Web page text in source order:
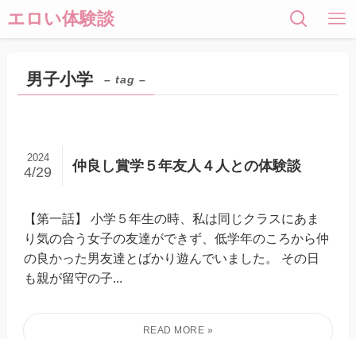
エロい体験談
男子小学 – tag –
仲良し賞学５年友人４人との体験談
2024
4/29
【第一話】 小学５年生の時、私は同じクラスにあま
り気の合う女子の友達ができず、低学年のころから仲
の良かった男友達とばかり遊んでいました。 その日
も親が留守の子...